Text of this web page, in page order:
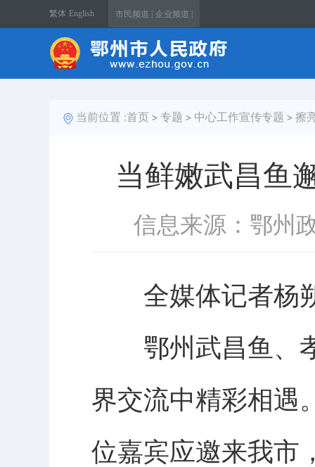
繁体 English 市民频道 | 企业频道 |
当前位置 :首页 > 专题 > 中心工作宣传专题 > 擦
当鲜嫩武昌鱼
信息来源：鄂州
全媒体记者杨
鄂州武昌鱼、孝
界交流中精彩相遇
位嘉宾应邀来我市